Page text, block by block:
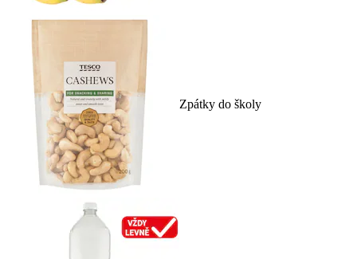
Zpátky do školy